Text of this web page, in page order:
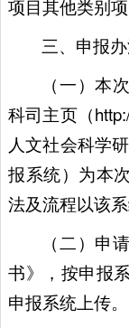
项目其他类别项
三、申报
（一）本
科司主页（
人文社会科学
报系统）为本
法及流程以该系
（二）申
书》，按申报
申报系统上传。